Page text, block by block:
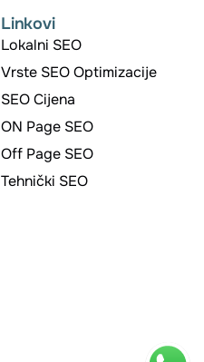
Linkovi
Lokalni SEO
Vrste SEO Optimizacije
SEO Cijena
ON Page SEO
Off Page SEO
Tehnički SEO